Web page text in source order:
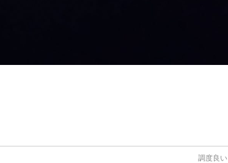
調度良い